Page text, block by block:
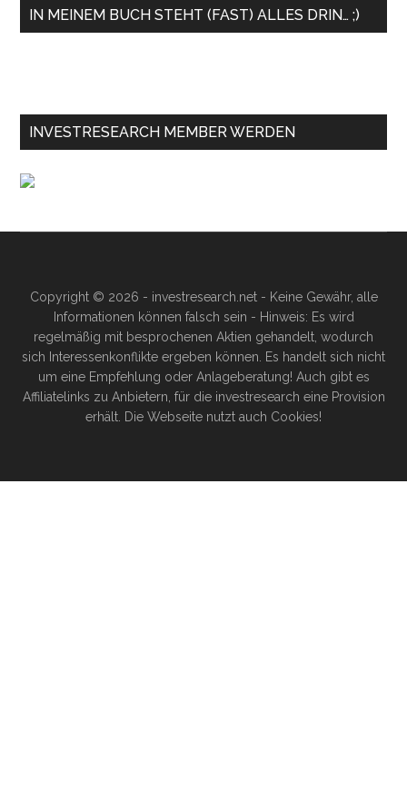
IN MEINEM BUCH STEHT (FAST) ALLES DRIN… ;)
INVESTRESEARCH MEMBER WERDEN
Copyright © 2026 - investresearch.net - Keine Gewähr, alle
Informationen können falsch sein - Hinweis: Es wird
regelmäßig mit besprochenen Aktien gehandelt, wodurch
sich Interessenkonflikte ergeben können. Es handelt sich nicht
um eine Empfehlung oder Anlageberatung! Auch gibt es
Affiliatelinks zu Anbietern, für die investresearch eine Provision
erhält. Die Webseite nutzt auch Cookies!